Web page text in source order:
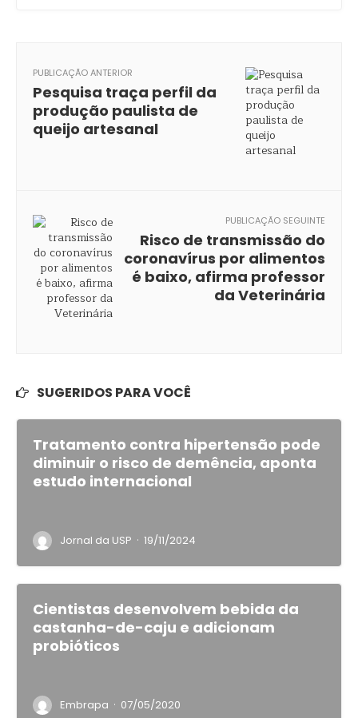
PUBLICAÇÃO ANTERIOR
Pesquisa traça perfil da
produção paulista de
queijo artesanal
PUBLICAÇÃO SEGUINTE
Risco de transmissão do
coronavírus por alimentos
é baixo, afirma professor
da Veterinária
SUGERIDOS PARA VOCÊ
Tratamento contra hipertensão pode
diminuir o risco de demência, aponta
estudo internacional
Jornal da USP · 19/11/2024
Cientistas desenvolvem bebida da
castanha-de-caju e adicionam
probióticos
Embrapa · 07/05/2020